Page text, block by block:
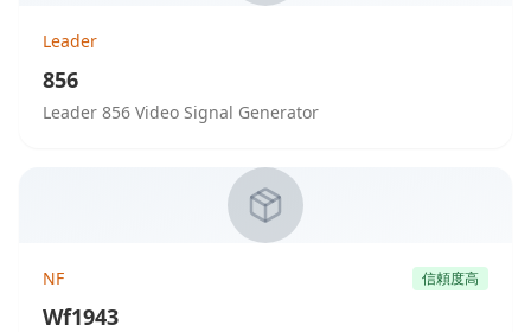
Leader
856
Leader 856 Video Signal Generator
NF 信頼度高
Wf1943